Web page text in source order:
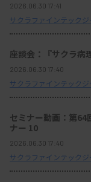
2026.06.30 17:41
サクラファインテック
座談会：『サクラ病
2026.06.30 17:40
サクラファインテック
セミナー動画：第64
ナー 10
2026.06.30 17:40
サクラファインテック